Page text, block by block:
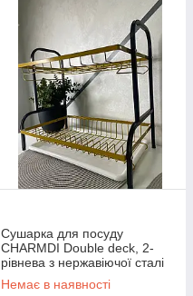
Сушарка для посуду
CHARMDI Double deck, 2-
рівнева з нержавіючої сталі
(AN-296)
Немає в наявності